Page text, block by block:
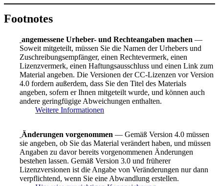
Footnotes
angemessene Urheber- und Rechteangaben machen —
Soweit mitgeteilt, müssen Sie die Namen der Urhebers und
Zuschreibungsempfänger, einen Rechtevermerk, einen
Lizenzvermerk, einen Haftungsausschluss und einen Link zum
Material angeben. Die Versionen der CC-Lizenzen vor Version
4.0 fordern außerdem, dass Sie den Titel des Materials
angeben, sofern er Ihnen mitgeteilt wurde, und können auch
andere geringfügige Abweichungen enthalten.
Weitere Informationen
Änderungen vorgenommen — Gemäß Version 4.0 müssen
sie angeben, ob Sie das Material verändert haben, und müssen
Angaben zu davor bereits vorgenommenen Änderungen
bestehen lassen. Gemäß Version 3.0 und früherer
Lizenzversionen ist die Angabe von Veränderungen nur dann
verpflichtend, wenn Sie eine Abwandlung erstellen.